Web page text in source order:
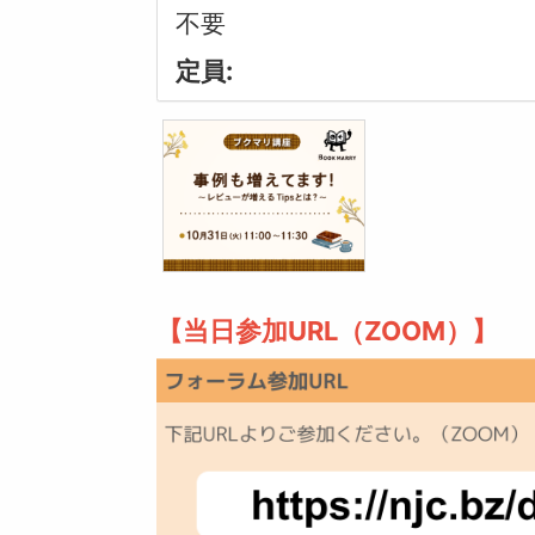
不要
定員:
【当日参加URL（ZOOM）】